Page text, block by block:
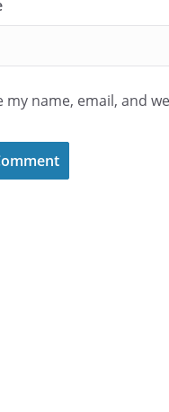
my name, email, and